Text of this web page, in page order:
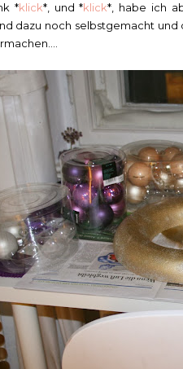
*klick*, und *klick*, habe ich
dazu noch selbstgemacht